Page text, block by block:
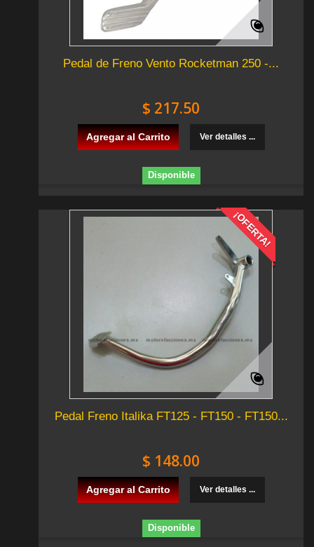
Pedal de Freno Vento Rocketman 250 -...
$ 217.50
Agregar al Carrito Ver detalles ...
Disponible
¡OFERTA!
Pedal Freno Italika FT125 - FT150 - FT150...
$ 148.00
Agregar al Carrito Ver detalles ...
Disponible